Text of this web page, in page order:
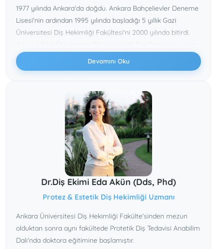
1977 yılında Ankara'da doğdu. Ankara Bahçelievler Deneme
Lisesi'nin ardından 1995 yılında başladığı 5 yıllık Gazi
Üniversitesi Diş Hekimliği Fakültesi'ni 2000 yılında bitirdi.
uzmanlık sınavını birincilikle kazanarak Ağız Diş Çene
Hastalıkları ve Cerrahisi Anabilim Dalı'nda uzmanlık
2002 yılında Gazi Üniversitesi Tıp Fakültesi Hastanesi'nde 8
ay süren Anesteziyoloji, KBB ve Plastik Cerrahi Anabilim
dallarındaki rotasyon eğitimini takiben eğitimine 6 ay
İngiltere Londra'da devam etti.
2005 yılında Amerika Birleşik Devletleri, University of
Michigan Hospital ve Mott Children Hospital'da misafir
öğretim görevlisi olarak bulundu. Prof.Dr. Joseph I. Helman
ve 2010 yılında kaybettiğimiz Prof.Dr. L. George Upton ile
pek çok ileri düzey ameliyata katıldı.
2006 Mayıs ayında doktora eğitimini tamamlayarak Ağız
Diş Çene Hastalıkları ve Cerrahisi dalında uzman doktor
oldu.
Devamını Oku
Dr.Diş Ekimi Eda Akün (Dds, Phd)
Protez & Estetik Diş Hekimliği Uzmanı
Ankara Üniversitesi Diş Hekimliği Fakülte'sinden mezun
olduktan sonra aynı fakültede Protetik Diş Tedavisi Anabilim
Dalı'nda doktora eğitimine başlamıştır.